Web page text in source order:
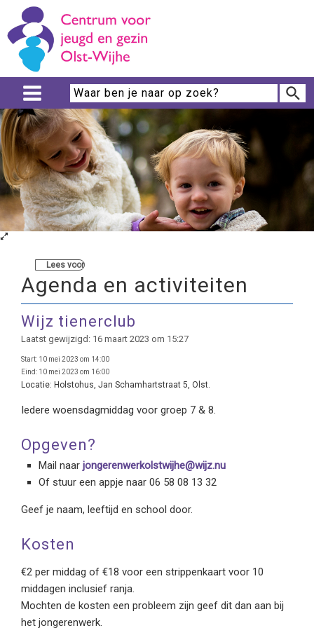
Lees voor
Agenda en activiteiten
Wijz tienerclub
Laatst gewijzigd: 16 maart 2023 om 15:27
Start: 10 mei 2023 om 14:00
Eind: 10 mei 2023 om 16:00
Locatie: Holstohus, Jan Schamhartstraat 5, Olst.
Iedere woensdagmiddag voor groep 7 & 8.
Opgeven?
Mail naar jongerenwerkolstwijhe@wijz.nu
Of stuur een appje naar 06 58 08 13 32
Geef je naam, leeftijd en school door.
Kosten
€2 per middag of €18 voor een strippenkaart voor 10
middagen inclusief ranja.
Mochten de kosten een probleem zijn geef dit dan aan bij
het jongerenwerk.